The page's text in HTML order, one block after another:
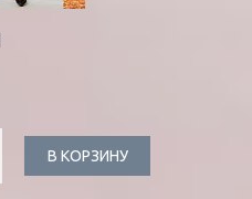
В КОРЗИНУ